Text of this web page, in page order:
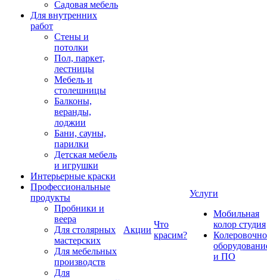
Садовая мебель
Для внутренних
работ
Стены и
потолки
Пол, паркет,
лестницы
Мебель и
столешницы
Балконы,
веранды,
лоджии
Бани, сауны,
парилки
Детская мебель
и игрушки
Интерьерные краски
Профессиональные
продукты
Пробники и
веера
Для столярных
мастерских
Для мебельных
производств
Для
Акции
Что
красим?
Услуги
Мобильная
колор студия
и ПО